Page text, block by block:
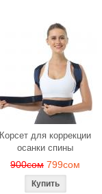
Корсет для коррекции
осанки спины
900сом 799сом